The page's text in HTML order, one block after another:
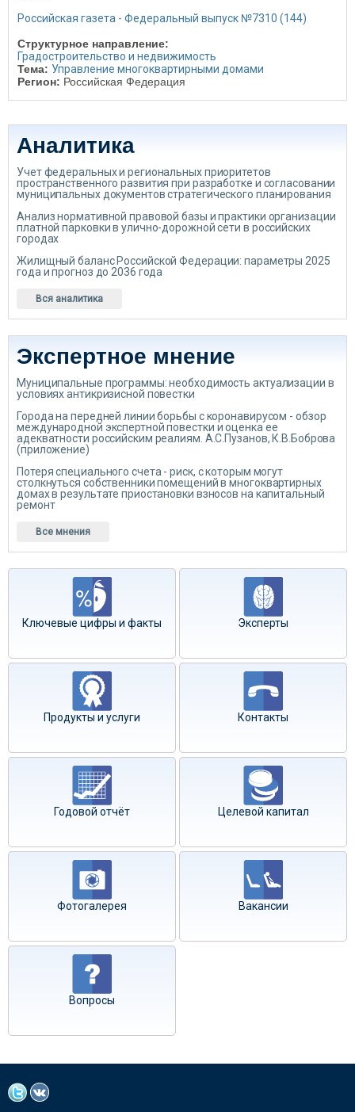
Российская газета - Федеральный выпуск №7310 (144)
Структурное направление:
Градостроительство и недвижимость
Тема: Управление многоквартирными домами
Регион: Российская Федерация
Аналитика
Учет федеральных и региональных приоритетов
пространственного развития при разработке и согласовании
муниципальных документов стратегического планирования
Анализ нормативной правовой базы и практики организации
платной парковки в улично-дорожной сети в российских
городах
Жилищный баланс Российской Федерации: параметры 2025
года и прогноз до 2036 года
Вся аналитика
Экспертное мнение
Муниципальные программы: необходимость актуализации в
условиях антикризисной повестки
Города на передней линии борьбы с коронавирусом - обзор
международной экспертной повестки и оценка ее
адекватности российским реалиям. А.С.Пузанов, К.В.Боброва
(приложение)
Потеря специального счета - риск, с которым могут
столкнуться собственники помещений в многоквартирных
домах в результате приостановки взносов на капитальный
ремонт
Все мнения
Ключевые цифры и факты Эксперты
Продукты и услуги Контакты
Годовой отчёт Целевой капитал
Фотогалерея Вакансии
Вопросы